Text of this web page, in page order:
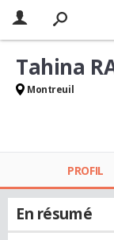
Tahina
Montreuil
PROFIL
En résumé